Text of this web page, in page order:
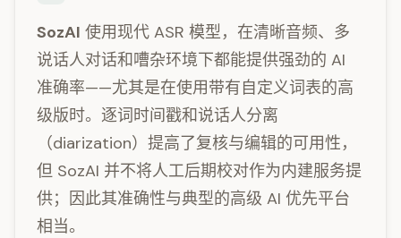
SozAI 使用现代 ASR 模型，在清晰音频、多
说话人对话和嘈杂环境下都能提供强劲的 AI
准确率——尤其是在使用带有自定义词表的高
级版时。逐词时间戳和说话人分离
（diarization）提高了复核与编辑的可用性，
但 SozAI 并不将人工后期校对作为内建服务提
供；因此其准确性与典型的高级 AI 优先平台
相当。